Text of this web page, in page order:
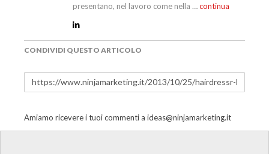
presentano, nel lavoro come nella …continua
CONDIVIDI QUESTO ARTICOLO
Amiamo ricevere i tuoi commenti a ideas@ninjamarketing.it